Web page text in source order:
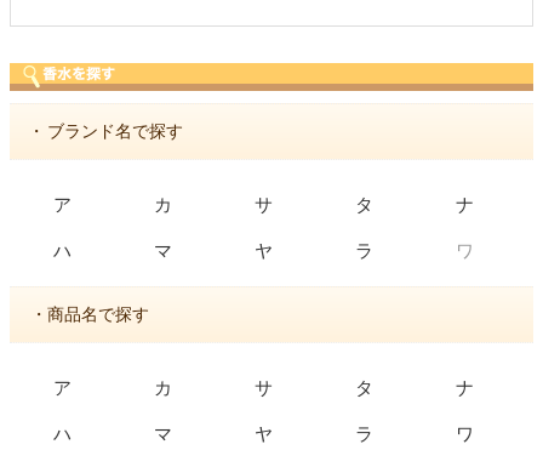
・ ブランド名で探す
ア カ サ タ ナ
ハ マ ヤ ラ ワ
・商品名で探す
ア カ サ タ ナ
ハ マ ヤ ラ ワ